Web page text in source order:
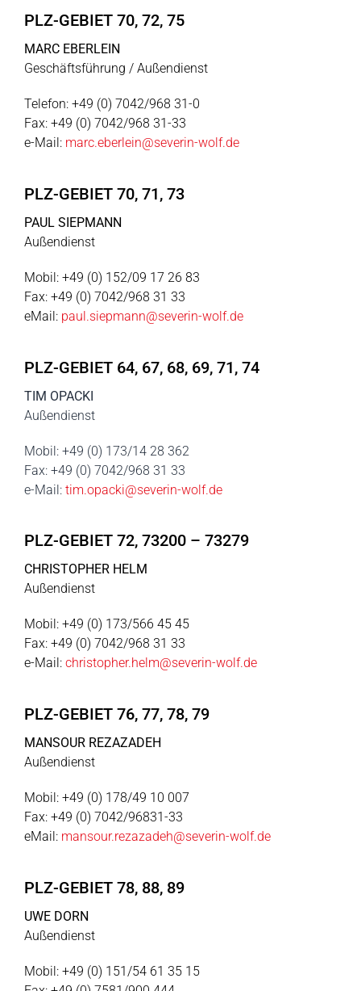
PLZ-GEBIET 70, 72, 75
MARC EBERLEIN
Geschäftsführung / Außendienst
Telefon: +49 (0) 7042/968 31-0
Fax: +49 (0) 7042/968 31-33
e-Mail: marc.eberlein@severin-wolf.de
PLZ-GEBIET 70, 71, 73
PAUL SIEPMANN
Außendienst
Mobil: +49 (0) 152/09 17 26 83
Fax: +49 (0) 7042/968 31 33
eMail: paul.siepmann@severin-wolf.de
PLZ-GEBIET 64, 67, 68, 69, 71, 74
TIM OPACKI
Außendienst
Mobil: +49 (0) 173/14 28 362
Fax: +49 (0) 7042/968 31 33
e-Mail: tim.opacki@severin-wolf.de
PLZ-GEBIET 72, 73200 – 73279
CHRISTOPHER HELM
Außendienst
Mobil: +49 (0) 173/566 45 45
Fax: +49 (0) 7042/968 31 33
e-Mail: christopher.helm@severin-wolf.de
PLZ-GEBIET 76, 77, 78, 79
MANSOUR REZAZADEH
Außendienst
Mobil: +49 (0) 178/49 10 007
Fax: +49 (0) 7042/96831-33
eMail: mansour.rezazadeh@severin-wolf.de
PLZ-GEBIET 78, 88, 89
UWE DORN
Außendienst
Mobil: +49 (0) 151/54 61 35 15